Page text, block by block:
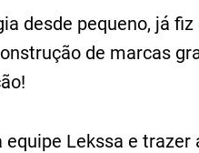
desde pequeno, já
de marcas
equipe Lekssa e